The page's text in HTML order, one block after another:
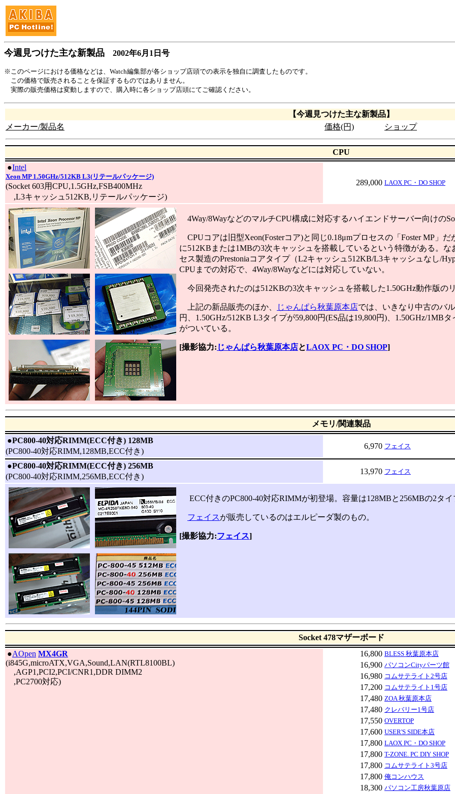
今週見つけた主な新製品 2002年6月1日号
※このページにおける価格などは、Watch編集部が各ショップ店頭での表示を独自に調査したものです。
この価格で販売されることを保証するものではありません。
実際の販売価格は変動しますので、購入時に各ショップ店頭にてご確認ください。
【今週見つけた主な新製品】
メーカー/製品名
価格(円) ショップ
CPU
●Intel
Xeon MP 1.50GHz/512KB L3(リテールパッケージ)
(Socket 603用CPU,1.5GHz,FSB400MHz
,L3キャッシュ512KB,リテールパッケージ)
289,000 LAOX PC・DO SHOP
4Way/8WayなどのマルチCPU構成に対応するハイエンドサーバー向けの
CPUコアは旧型Xeon(Fosterコア)と同じ0.18μmプロセスの「Foster MP」
に512KBまたは1MBの3次キャッシュを搭載しているという特徴がある。
セス製造のPrestoniaコアタイプ（L2キャッシュ512KB/L3キャッシュなし/
CPUまでの対応で、4Way/8Wayなどには対応していない。
今回発売されたのは512KBの3次キャッシュを搭載した1.50GHz動作版の
上記の新品販売のほか、 じゃんぱら秋葉原本店では、いきなり中古のバ
円、1.50GHz/512KB L3タイプが59,800円(ES品は19,800円)、1.50GHz/1MB
がついている。
[撮影協力: じゃんぱら秋葉原本店とLAOX PC・DO SHOP]
メモリ/関連製品
●PC800-40対応RIMM(ECC付き) 128MB
(PC800-40対応RIMM,128MB,ECC付き)
6,970 フェイス
●PC800-40対応RIMM(ECC付き) 256MB
(PC800-40対応RIMM,256MB,ECC付き)
13,970 フェイス
ECC付きのPC800-40対応RIMMが初登場。容量は128MBと256MBの2タイ
フェイスが販売しているのはエルピーダ製のもの。
[撮影協力:フェイス]
Socket 478マザーボード
●AOpen MX4GR
(i845G,microATX,VGA,Sound,LAN(RTL8100BL)
,AGP1,PCI2,PCI/CNR1,DDR DIMM2
,PC2700対応)
16,800 BLESS 秋葉原本店
16,900 パソコンCityパーツ館
16,980 コムサテライト2号店
17,200 コムサテライト1号店
17,480 ZOA 秋葉原本店
17,480 クレバリー1号店
17,550 OVERTOP
17,600 USER'S SIDE本店
17,800 LAOX PC・DO SHOP
17,800 T-ZONE. PC DIY SHOP
17,800 コムサテライト3号店
17,800 俺コンハウス
18,300 パソコン工房秋葉原店